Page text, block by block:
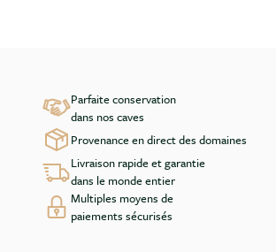
Parfaite conservation
dans nos caves
Provenance en direct des domaines
Livraison rapide et garantie
dans le monde entier
Multiples moyens de
paiements sécurisés